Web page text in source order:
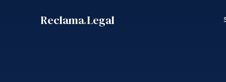
Reclama.Legal